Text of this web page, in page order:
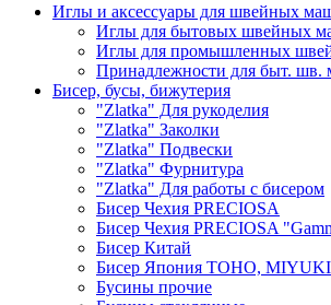
Иглы и аксессуары для швейных
Иглы для бытовых швейных
Иглы для промышленных
Принадлежности для быт. шв.
Бисер, бусы, бижутерия
"Zlatka" Для рукоделия
"Zlatka" Заколки
"Zlatka" Подвески
"Zlatka" Фурнитура
"Zlatka" Для работы с бисером
Бисер Чехия PRECIOSA
Бисер Чехия PRECIOSA
Бисер Китай
Бисер Япония TOHO, MIYUKI
Бусины прочие